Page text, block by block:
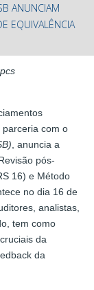
ANUNCIAM
EQUIVALÊNCIA
com o
, anuncia a
pós-
16) e Método
no dia 16 de
analistas,
tem como
da
da